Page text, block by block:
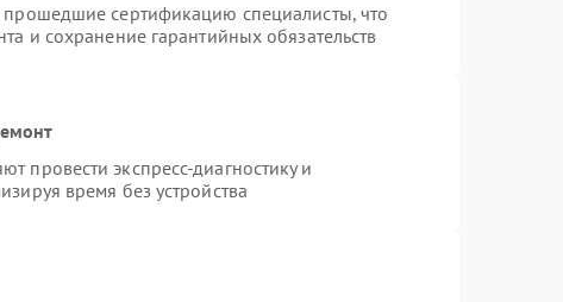
сертификацию специалисты, что
и сохранение гарантийных обязательств
провести экспресс-диагностику и
время без устройства